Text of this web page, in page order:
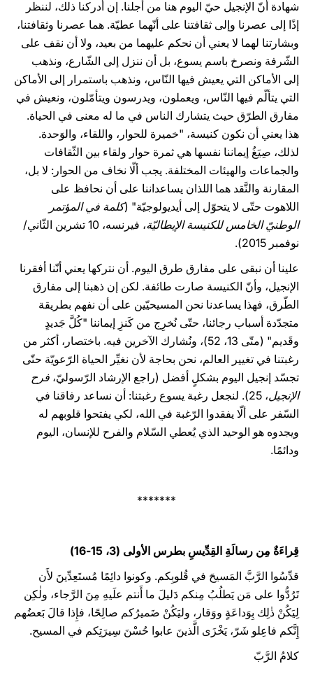
شهادة أنّ الإنجيل حيّ اليوم هنا من أجلنا. إن أدركنا ذلك، لننظر
إذًا إلى عصرنا وإلى ثقافتنا على أنّهما عطيّة. هما عصرنا وثقافتنا،
وبشارتنا لهما لا يعني أن نحكم عليهما من بعيد، ولا أن نقف على
الشّرفة ونصرخ باسم يسوع، بل أن ننزل إلى الشّارع، ونذهب
إلى الأماكن التي يعيش فيها النّاس، ونذهب باستمرار إلى الأماكن
التي يتألّم فيها النّاس، ويعملون، ويدرسون ويتأمّلون، ونعيش في
مفارق الطرّق حيث يتشارك الناس في ما له معنى في الحياة.
هذا يعني أن نكون كنيسة، "خميرة للحوار، واللقاء، والوَحدة.
لذلك، صِيَغُ إيماننا نفسها هي ثمرة حوار ولقاء بين الثّقافات
والجماعات والهيئات المختلفة. يجب ألّا نخاف من الحوار: لا بل،
المقارنة والنَّقد هما اللذان يساعداننا على أن نحافظ على
اللاهوت حتّى لا يتحوّل إلى أيديولوجيّة" (كلمة في المؤتمر
الوطنيّ الخامس للكنيسة الإيطاليّة
، فيرنسه، 10 تشرين الثّاني/
نوفمبر 2015).
علينا أن نبقى على مفارق طرق اليوم. أن نتركها يعني أنّنا أفقرنا
الإنجيل، وأنّ الكنيسة صارت طائفة. لكن إن ذهبنا إلى مفارق
الطّرق، فهذا يساعدنا نحن المسيحيّين على أن نفهم بطريقة
متجدّدة أسباب رجائنا، حتّى نُخرِج من كَنزِ إيماننا "كُلَّ جَديدٍ
وقَديم" (متّى 13، 52)، ونُشارك الآخرين فيه. باختصار، أكثر من
رغبتنا في تغيير العالم، نحن بحاجة لأن نغيِّر الحياة الرّعويّة حتّى
تجسّد إنجيل اليوم بشكلٍ أفضل (راجع الإرشاد الرّسوليّ، فرح
الإنجيل
، 25). لنجعل رغبة يسوع رغبتنا: أن نساعد رفاقنا في
السّفر على ألّا يفقدوا الرّغبة في الله، لكي يفتحوا قلوبهم له
ويجدوه هو الوحيد الذي يُعطي السّلام والفرح للإنسان، اليوم
ودائمًا.
*******
قِراءَةٌ مِن رسالَةِ القِدِّيسِ بطرس الأولى (3، 15-16)
قدِّسُوا الرَّبَّ المَسيحَ في قُلوبِكم. وكونوا دائِمًا مُستَعِدِّينَ لأَن
تَرُدُّوا على مَن يَطلُبُ مِنكم دَليلَ ما أَنتم علَيهِ مِنَ الرَّجاء، ولٰكِن
لِيَكُنْ ذٰلِك بِوَداعَةٍ ووَقار، وليَكُنْ ضَميرُكم صالِحًا، فإِذا قالَ بَعضُهم
إِنَّكم فاعِلو شَرّ، يَخْزَى الَّذينَ عابوا حُسْنَ سِيرَتِكم في المسيح.
كلامُ الرَّبّ